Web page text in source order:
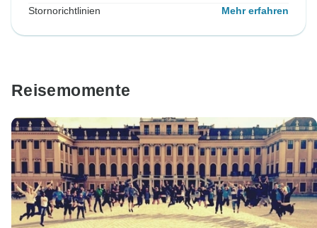
Stornorichtlinien Mehr erfahren
Reisemomente